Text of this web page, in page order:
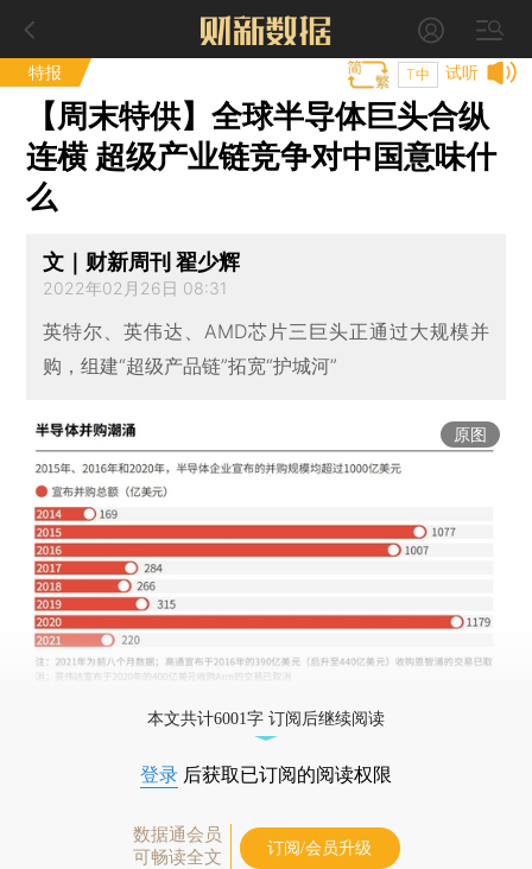
特报 试听
T中
【周末特供】全球半导体巨头合纵
连横 超级产业链竞争对中国意味什
么
文｜财新周刊 翟少辉
2022年02月26日 08:31
英特尔、英伟达、AMD芯片三巨头正通过大规模并
购，组建“超级产品链”拓宽“护城河”
原图
本文共计6001字 订阅后继续阅读
登录 后获取已订阅的阅读权限
数据通会员
可畅读全文
订阅/会员升级